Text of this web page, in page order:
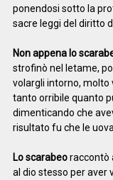
ponendosi sotto la
sacre leggi del diritto
Non appena lo
strofinò nel letame,
volargli intorno, molto
tanto orribile quanto
dimenticando che
risultato fu che le
Lo scarabeoraccontò
al dio stesso per aver